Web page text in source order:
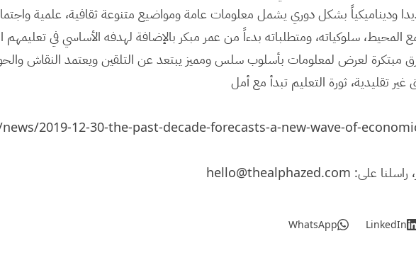
وديناميكياً بشكل دوري يشمل معلومات عامة ومواضيع متنوعة ثقافية، علمية
المحيط، سلوكياته، ومتطلباته بدءاً من عمر مبكر بالإضافة لهدفه الأساسي في تعليمهم
مبتكرة لعرض لمعلومات بأسلوب سلس ومميز يبتعد عن التلقين ويعتمد النقاش
غير تقليدية، ثورة التعليم تبدأ مع أمل
2019-12-30-the-past-decade-forecasts-a-new-wave-of-
راسلنا على: hello@thealphazed.com
LinkedIn
WhatsApp